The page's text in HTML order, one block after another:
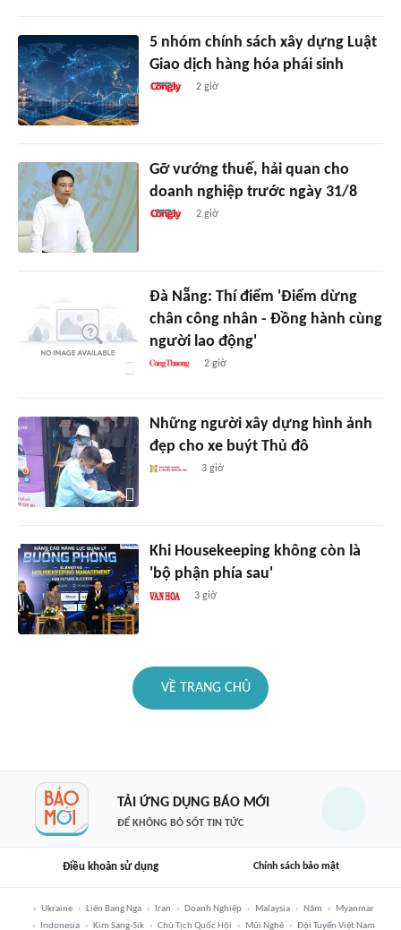
5 nhóm chính sách xây dựng Luật
Giao dịch hàng hóa phái sinh
2 giờ
Gỡ vướng thuế, hải quan cho
doanh nghiệp trước ngày 31/8
2 giờ
Đà Nẵng: Thí điểm 'Điểm dừng
chân công nhân - Đồng hành cùng
người lao động'
2 giờ
Những người xây dựng hình ảnh
đẹp cho xe buýt Thủ đô
3 giờ
Khi Housekeeping không còn là
'bộ phận phía sau'
3 giờ
VỀ TRANG CHỦ
TẢI ỨNG DỤNG BÁO MỚI
ĐỂ KHÔNG BỎ SÓT TIN TỨC
Điều khoản sử dụng Chính sách bảo mật
Ukraine Liên Bang Nga Iran Doanh Nghiệp Malaysia Năm
Myanmar
Indonesia
Kim Sang-Sik Chủ Tịch Quốc Hội Mũi Nghê Đội Tuyển Việt Nam